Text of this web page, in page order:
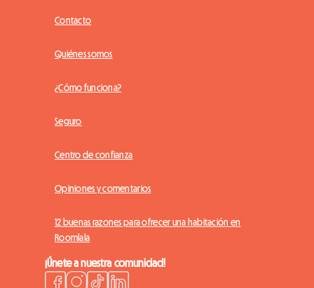
Contacto
Quiénes somos
¿Cómo funciona?
Seguro
Centro de confianza
Opiniones y comentarios
12 buenas razones para ofrecer una habitación en
Roomlala
¡Únete a nuestra comunidad!